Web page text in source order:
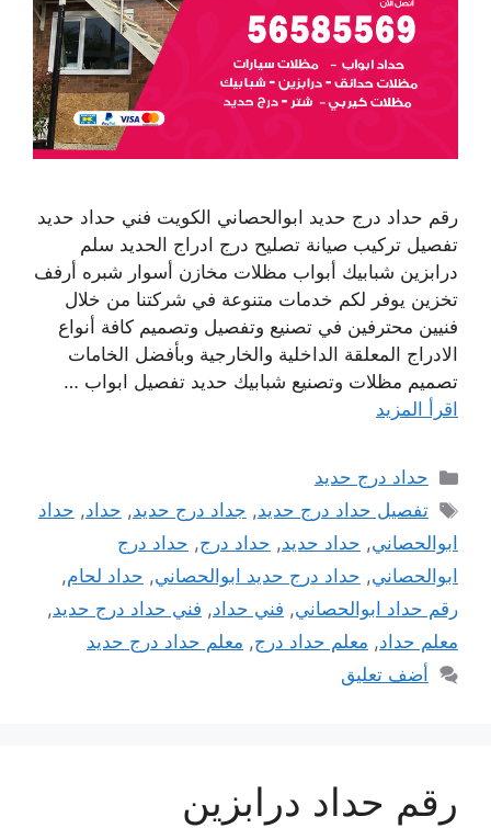
رقم حداد درج حديد ابوالحصاني الكويت فني حداد حديد
تفصيل تركيب صيانة تصليح درج ادراج الحديد سلم
درابزين شبابيك أبواب مظلات مخازن أسوار شبره أرفف
تخزين يوفر لكم خدمات متنوعة في شركتنا من خلال
فنيين محترفين في تصنيع وتفصيل وتصميم كافة أنواع
الادراج المعلقة الداخلية والخارجية وبأفضل الخامات
تصميم مظلات وتصنيع شبابيك حديد تفصيل ابواب …
اقرأ المزيد
التصنيفات
حداد درج حديد
الوسوم
تفصيل حداد درج حديد, جداد درج حديد, حداد, حداد
ابوالحصاني, حداد حديد, حداد درج, حداد درج
ابوالحصاني, حداد درج حديد ابوالحصاني, حداد لحام,
رقم حداد ابوالحصاني, فني حداد, فني حداد درج حديد,
معلم حداد, معلم حداد درج, معلم حداد درج حديد
أضف تعليق
رقم حداد درابزين